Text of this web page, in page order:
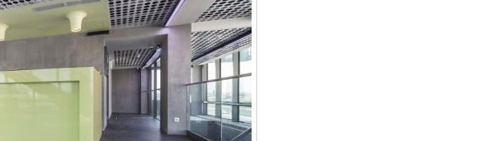
Потолок в
квартире
Гипсокартонный
потолок
Натяжный
Натяжные
потолки